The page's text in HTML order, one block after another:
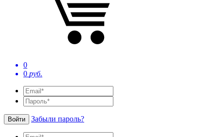
0
0 руб.
Войти Забыли пароль?